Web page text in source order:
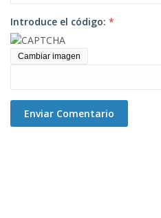
Introduce el código: *
Cambiar imagen
Enviar Comentario